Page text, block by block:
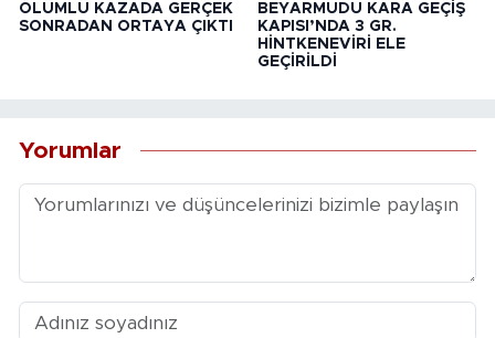
ÖLÜMLÜ KAZADA GERÇEK
SONRADAN ORTAYA ÇIKTI
BEYARMUDU KARA GEÇİŞ
KAPISI’NDA 3 GR.
HİNTKENEVİRİ ELE
GEÇİRİLDİ
Yorumlar